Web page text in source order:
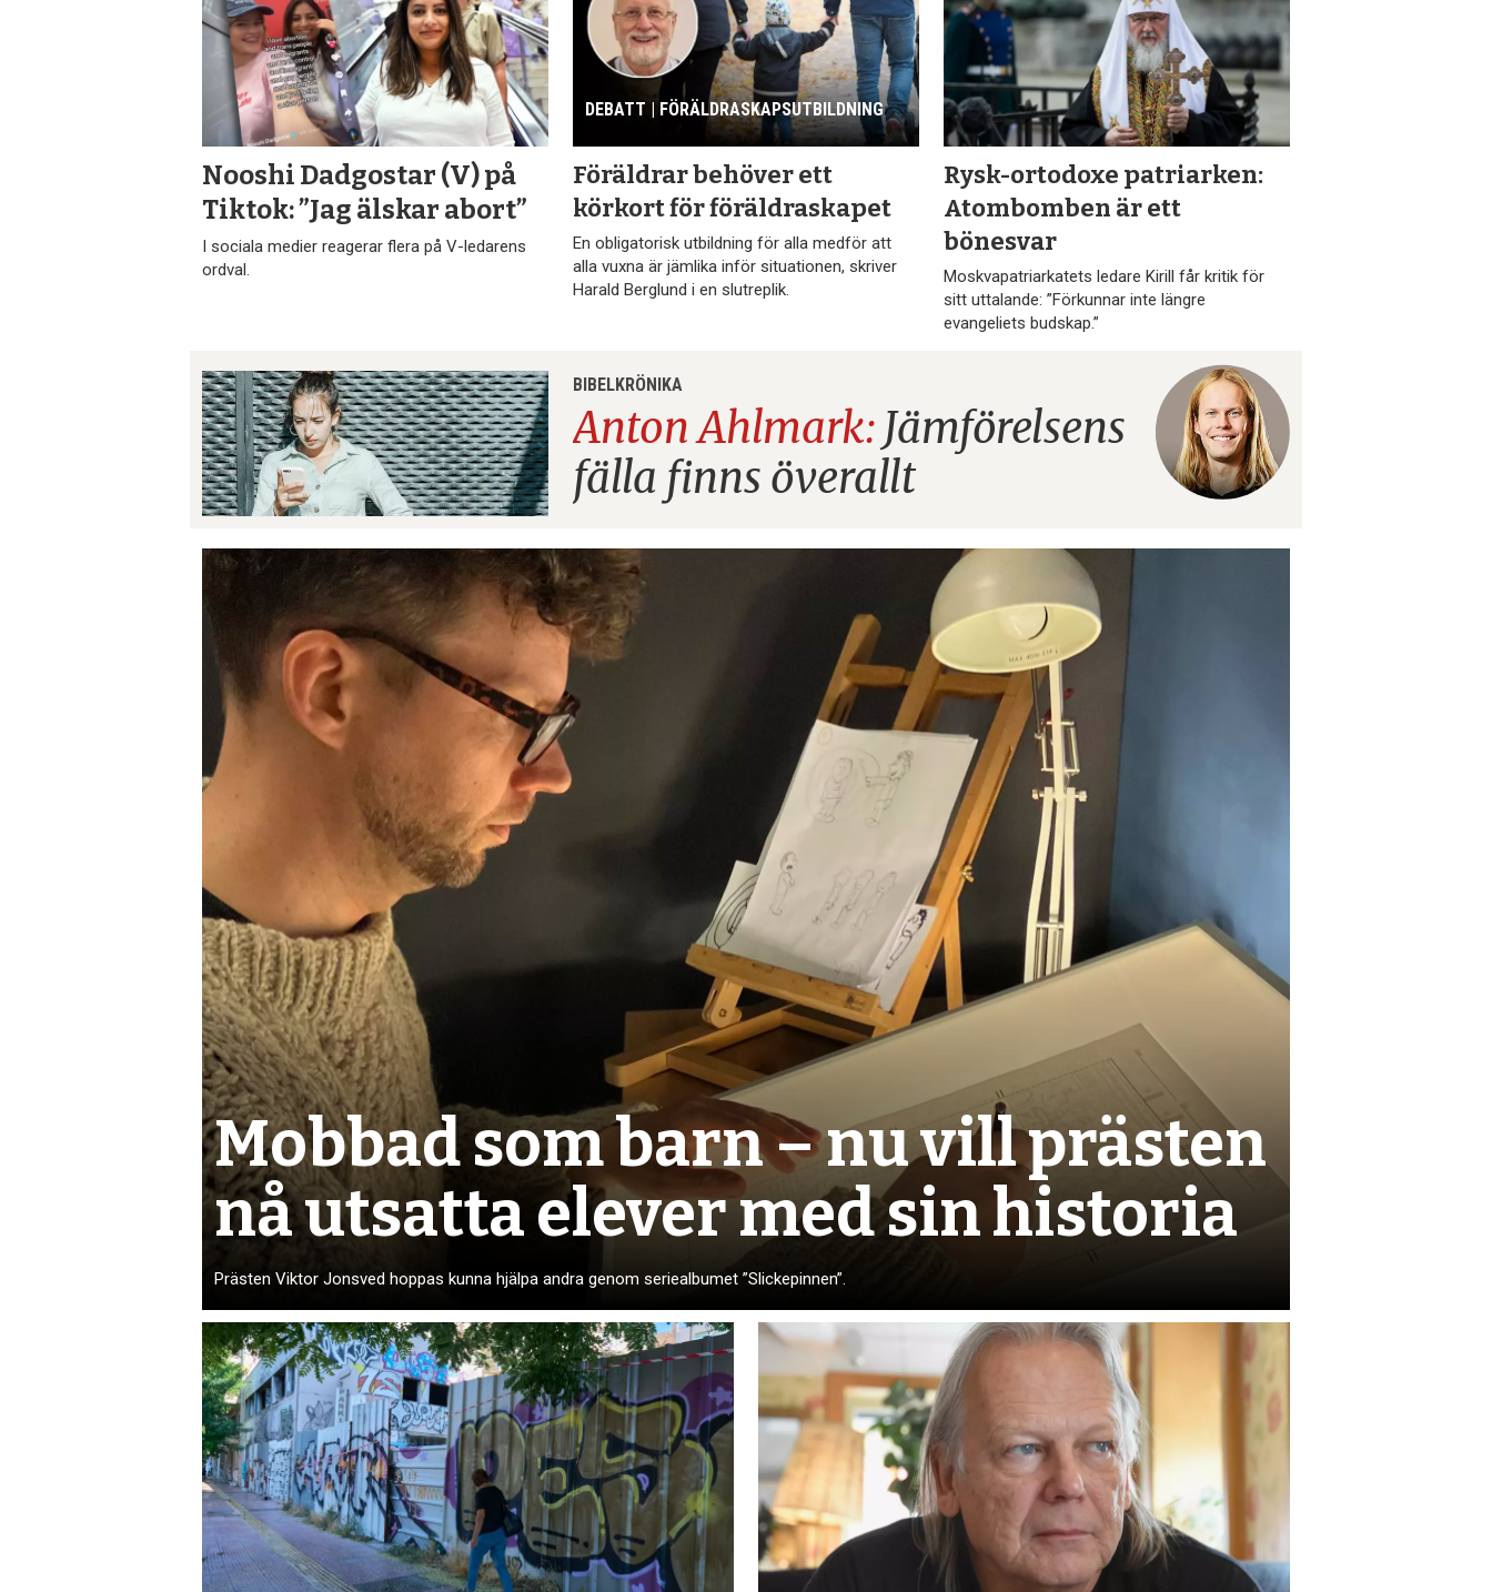
Nooshi Dadgostar (V) på
Tiktok: ”Jag älskar abort”
I sociala medier reagerar flera på V-ledarens
ordval.
DEBATT | FÖRÄLDRASKAPS­UTBILDNING
Föräldrar behöver ett
körkort för föräldraskapet
En obligatorisk utbildning för alla medför att
alla vuxna är jämlika inför situationen, skriver
Harald Berglund i en slutreplik.
Rysk-ortodoxe patriarken:
Atombomben är ett
bönesvar
Moskvapatriarkatets ledare Kirill får kritik för
sitt uttalande: ”Förkunnar inte längre
evangeliets budskap.”
BIBELKRÖNIKA
Anton Ahlmark: Jämförelsens
fälla finns överallt
Mobbad som barn – nu vill prästen
nå utsatta elever med sin historia
Prästen Viktor Jonsved hoppas kunna hjälpa andra genom seriealbumet ”Slickepinnen”.